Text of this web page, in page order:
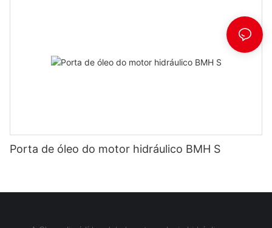
Porta de óleo do motor hidráulico BMH S